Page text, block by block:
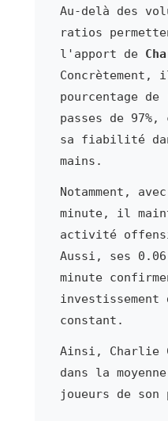
Au-delà des
ratios
l'apport de
pourcentage
passes de
sa fiabilité
mains.
Notamment,
minute, il
activité
Aussi, ses
minute
investissement
constant.
Ainsi, Charlie
dans la
joueurs de son